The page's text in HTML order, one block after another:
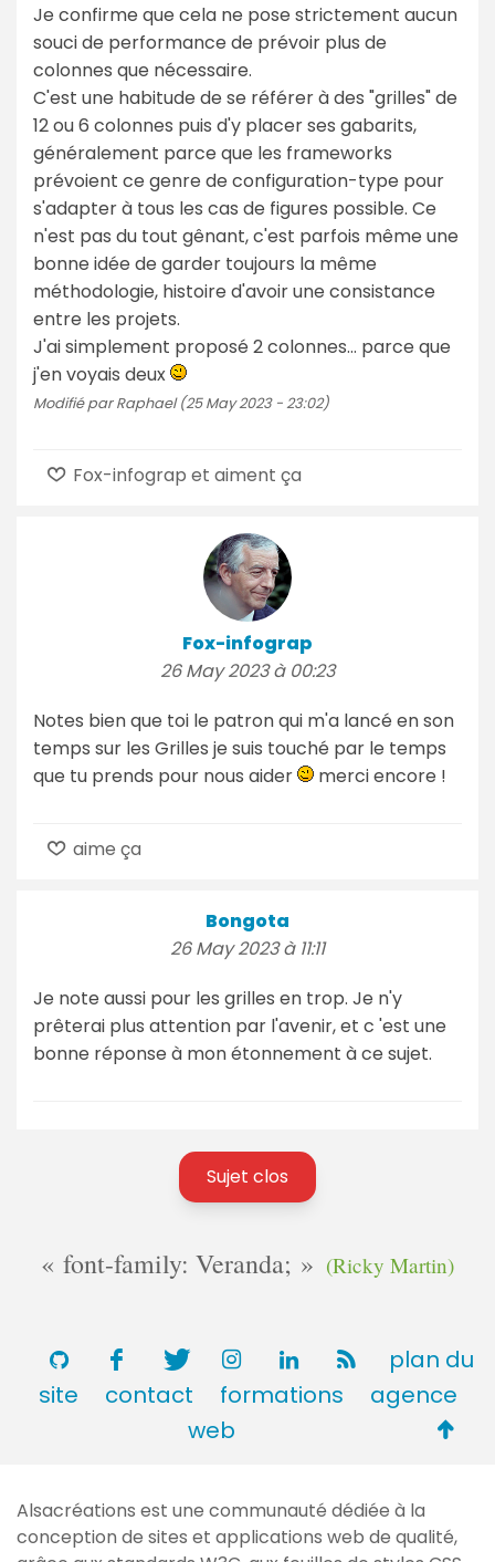
Je confirme que cela ne pose strictement aucun
souci de performance de prévoir plus de
colonnes que nécessaire.
C'est une habitude de se référer à des "grilles" de
12 ou 6 colonnes puis d'y placer ses gabarits,
généralement parce que les frameworks
prévoient ce genre de configuration-type pour
s'adapter à tous les cas de figures possible. Ce
n'est pas du tout gênant, c'est parfois même une
bonne idée de garder toujours la même
méthodologie, histoire d'avoir une consistance
entre les projets.
J'ai simplement proposé 2 colonnes... parce que
j'en voyais deux
Modifié par Raphael (25 May 2023 - 23:02)
Fox-infograp et aiment ça
Fox-infograp
26 May 2023 à 00:23
Notes bien que toi le patron qui m'a lancé en son
temps sur les Grilles je suis touché par le temps
que tu prends pour nous aider
merci encore !
aime ça
Bongota
26 May 2023 à 11:11
Je note aussi pour les grilles en trop. Je n'y
prêterai plus attention par l'avenir, et c 'est une
bonne réponse à mon étonnement à ce sujet.
Sujet clos
font-family: Veranda; (Ricky Martin)
plan du
site
contact formations
agence
web
de
Alsacréations est une communauté dédiée à la
conception de sites et applications web de qualité,